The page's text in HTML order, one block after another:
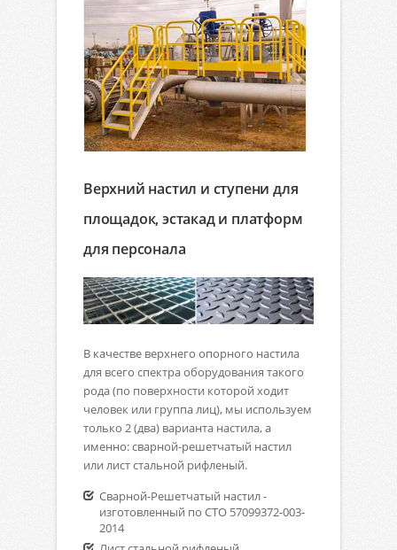
Верхний настил и ступени для
площадок, эстакад и платформ
для персонала
В качестве верхнего опорного настила
для всего спектра оборудования такого
рода (по поверхности которой ходит
человек или группа лиц), мы используем
только 2 (два) варианта настила, а
именно: сварной-решетчатый настил
или лист стальной рифленый.
Сварной-Решетчатый настил -
изготовленный по СТО 57099372-003-
2014